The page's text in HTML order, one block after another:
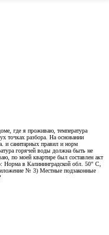
где я проживаю, температура
разбора. На основании
и санитарных правил и норм
горячей воды должна быть не
по моей квартире был составлен акт
Норма в Калининградской обл. 50" С,
№ 3) Местные подзаконные